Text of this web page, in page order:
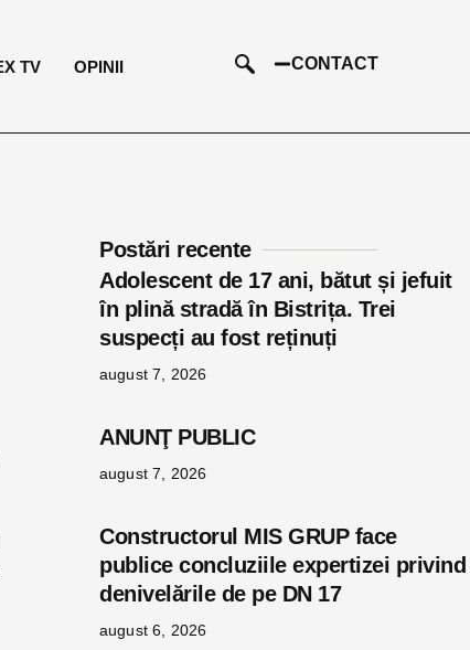
TV OPINII CONTACT
Postări recente
Adolescent de 17 ani, bătut și jefuit
în plină stradă în Bistrița. Trei
suspecți au fost reținuți
august 7, 2026
ANUNŢ PUBLIC
august 7, 2026
Constructorul MIS GRUP face
publice concluziile expertizei privind
denivelările de pe DN 17
august 6, 2026